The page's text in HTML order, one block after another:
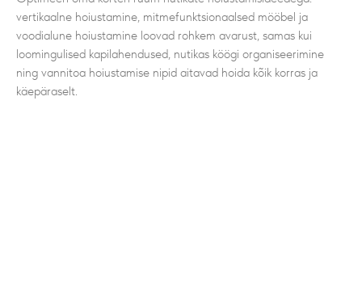
vertikaalne hoiustamine, mitmefunktsionaalsed mööbel ja
voodialune hoiustamine loovad rohkem avarust, samas kui
loomingulised kapilahendused, nutikas köögi organiseerimine
ning vannitoa hoiustamise nipid aitavad hoida kõik korras ja
käepäraselt.